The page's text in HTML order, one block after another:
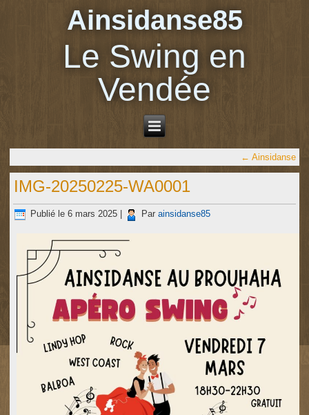
Ainsidanse85
Le Swing en
Vendée
← Ainsidanse
IMG-20250225-WA0001
Publié le 6 mars 2025 Par ainsidanse85